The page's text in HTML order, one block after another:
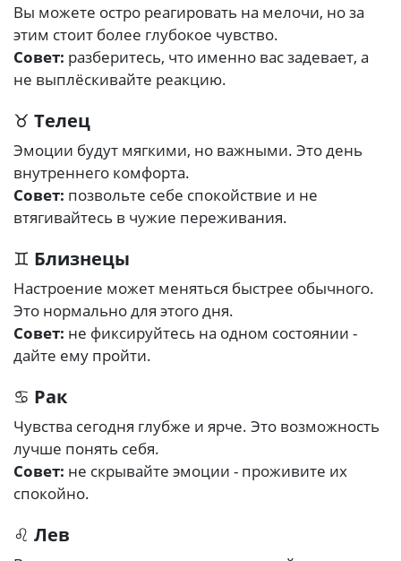
Вы можете остро реагировать на мелочи, но за
этим стоит более глубокое чувство.
Совет: разберитесь, что именно вас задевает, а
не выплёскивайте реакцию.
♉ Телец
Эмоции будут мягкими, но важными. Это день
внутреннего комфорта.
Совет: позвольте себе спокойствие и не
втягивайтесь в чужие переживания.
♊ Близнецы
Настроение может меняться быстрее обычного.
Это нормально для этого дня.
Совет: не фиксируйтесь на одном состоянии -
дайте ему пройти.
♋ Рак
Чувства сегодня глубже и ярче. Это возможность
лучше понять себя.
Совет: не скрывайте эмоции - проживите их
спокойно.
♌ Лев